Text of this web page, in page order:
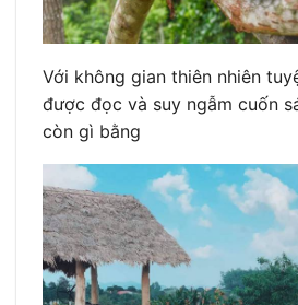
Với không gian thiên nhiên
được đọc và suy ngẫm cuốn
còn gì bằng